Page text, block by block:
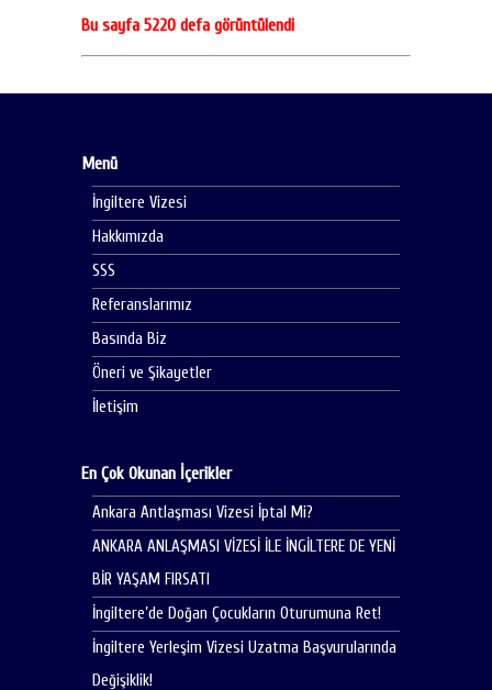
Bu sayfa 5220 defa görüntülendi
Menü
İngiltere Vizesi
Hakkımızda
SSS
Referanslarımız
Basında Biz
Öneri ve Şikayetler
İletişim
En Çok Okunan İçerikler
Ankara Antlaşması Vizesi İptal Mi?
ANKARA ANLAŞMASI VİZESİ İLE İNGİLTERE DE YENİ
BİR YAŞAM FIRSATI
İngiltere’de Doğan Çocukların Oturumuna Ret!
İngiltere Yerleşim Vizesi Uzatma Başvurularında
Değişiklik!